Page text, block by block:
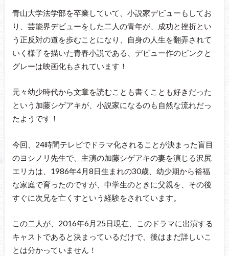
青山大学法学部を卒業していて、小説家デビューもしてお
り、芸能界デビューをした二人の青年が、成功と挫折とい
う正反対の道を歩むことになり、自身の人生を翻弄されて
いく様子を描いた青春小説である、デビュー作のピンクと
グレーは映画化もされています！
元々幼少時代から文章を読むことも書くことも好きだった
という加藤シゲアキが、小説家になるのも自然な流れだっ
たようです！
今回、24時間テレビでドラマ化されることが決まった盲目
のヨシノリ先生で、主演の加藤シゲアキの妻を演じる沢尻
エリカは、1986年4月8日生まれの30歳、幼少期から裕福
な家庭で育ったのですが、中学生のときに父親を、その後
すぐに次兄を亡くすという経験をされています。
この二人が、2016年6月25日現在、このドラマに出演する
キャストであると決まっているだけで、後はまだ詳しいこ
とは分かっていません！